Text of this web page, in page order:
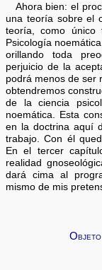
Ahora bien: el
una teoría sobre el
teoría, como único
Psicología
orillando toda
perjuicio de la
podrá menos de ser
obtendremos
de la ciencia
noemática. Esta
en la doctrina aquí
trabajo. Con él
En el tercer
realidad
dará cima al
mismo de mis
Objeto